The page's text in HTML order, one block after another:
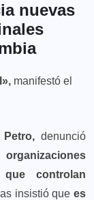
nuevas
manifestó el
denunció
organizaciones
controlan
insistió quees